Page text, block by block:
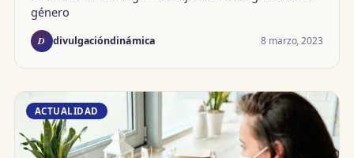
género
D divulgacióndinámica 8 marzo, 2023
ACTUALIDAD